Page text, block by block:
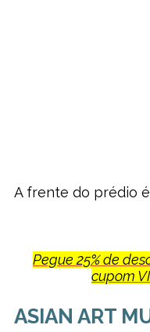
A frente do prédio
Pegue 25% de
cupom
ASIAN ART